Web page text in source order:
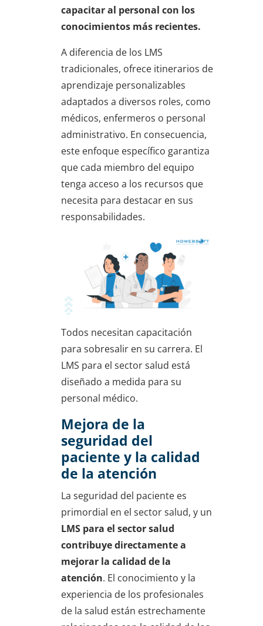
capacitar al personal con los
conocimientos más recientes.
A diferencia de los LMS
tradicionales, ofrece itinerarios de
aprendizaje personalizables
adaptados a diversos roles, como
médicos, enfermeros o personal
administrativo. En consecuencia,
este enfoque específico garantiza
que cada miembro del equipo
tenga acceso a los recursos que
necesita para destacar en sus
responsabilidades.
Todos necesitan capacitación
para sobresalir en su carrera. El
LMS para el sector salud está
diseñado a medida para su
personal médico.
Mejora de la
seguridad del
paciente y la calidad
de la atención
La seguridad del paciente es
primordial en el sector salud, y un
LMS para el sector salud
contribuye directamente a
mejorar la calidad de la
atención. El conocimiento y la
experiencia de los profesionales
de la salud están estrechamente